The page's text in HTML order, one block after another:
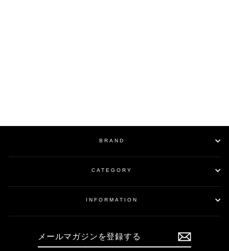
BRAND
CATEGORY
INFORMATION